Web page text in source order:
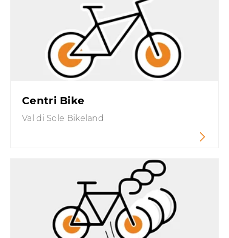
Centri Bike
Val di Sole Bikeland